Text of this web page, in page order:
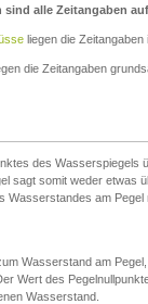
sind alle Zeitangaben
liegen die
die Zeitangaben
des Wasserspiegels
sagt somit weder etwas
Wasserstandes am
Wasserstand am
Wert des
Wasserstand.